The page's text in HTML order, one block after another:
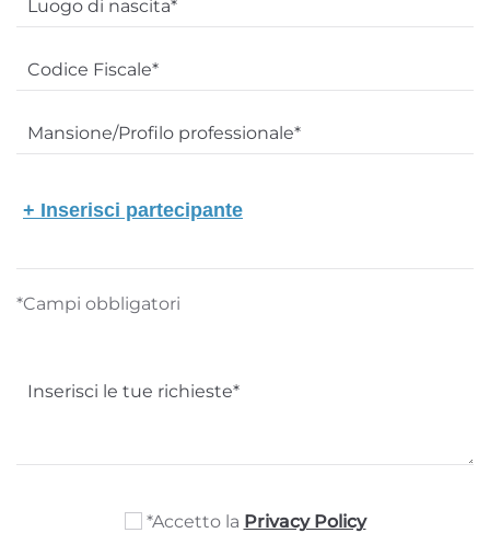
+ Inserisci partecipante
*Campi obbligatori
*Accetto la Privacy Policy